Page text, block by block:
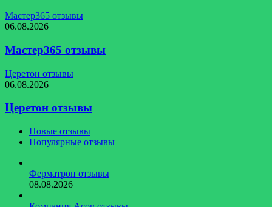
Мастер365 отзывы
06.08.2026
Мастер365 отзывы
Церетон отзывы
06.08.2026
Церетон отзывы
Новые отзывы
Популярные отзывы
Ферматрон отзывы
08.08.2026